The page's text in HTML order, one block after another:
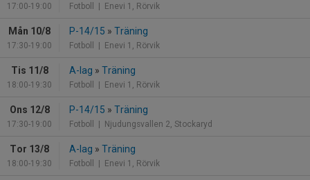
17:00-19:00 Fotboll | Enevi 1, Rörvik
Mån 10/8
17:30-19:00
P-14/15 » Träning
Fotboll | Enevi 1, Rörvik
Tis 11/8
18:00-19:30
A-lag » Träning
Fotboll | Enevi 1, Rörvik
Ons 12/8
17:30-19:00
P-14/15 » Träning
Fotboll | Njudungsvallen 2, Stockaryd
Tor 13/8
18:00-19:30
A-lag » Träning
Fotboll | Enevi 1, Rörvik